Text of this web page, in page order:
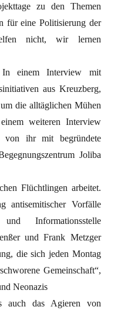
zu den Themen
für eine Politisierung der
nicht, wir lernen
einem Interview mit
aus Kreuzberg,
die alltäglichen Mühen
weiteren Interview
von ihr mit begründete
Joliba
Flüchtlingen arbeitet.
antisemitischer Vorfälle
Informationsstelle
und Frank Metzger
die sich jeden Montag
Gemeinschaft“,
Neonazis
auch das Agieren von